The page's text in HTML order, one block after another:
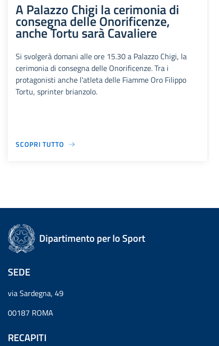
A Palazzo Chigi la cerimonia di
consegna delle Onorificenze,
anche Tortu sarà Cavaliere
Si svolgerà domani alle ore 15.30 a Palazzo Chigi, la
cerimonia di consegna delle Onorificenze. Tra i
protagonisti anche l'atleta delle Fiamme Oro Filippo
Tortu, sprinter brianzolo.
SCOPRI TUTTO
Dipartimento per lo Sport
SEDE
via Sardegna, 49
00187 ROMA
RECAPITI